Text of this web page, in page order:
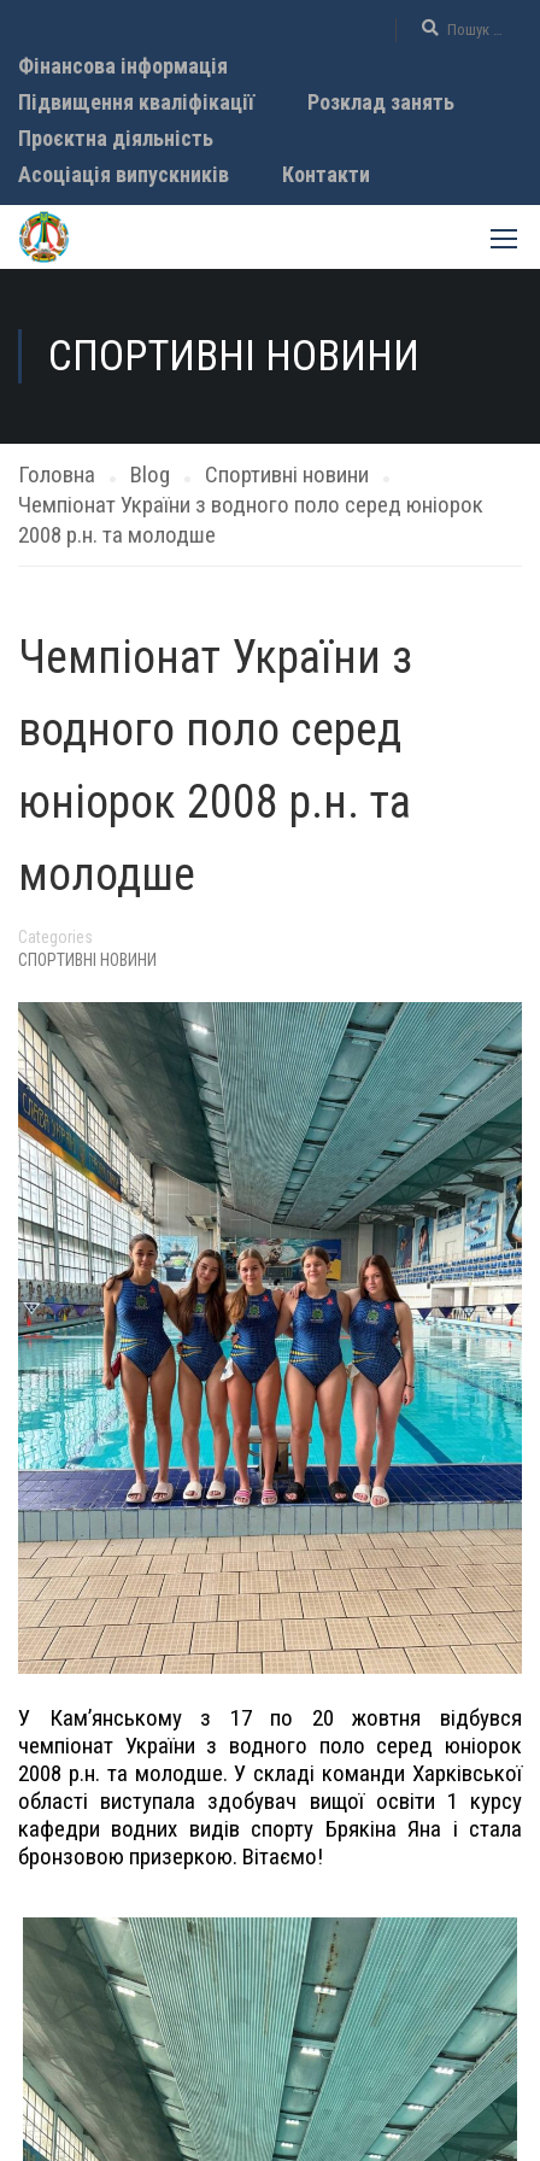
Фінансова інформація
Підвищення кваліфікації
Розклад занять
Проєктна діяльність
Асоціація випускників
Контакти
СПОРТИВНІ НОВИНИ
Головна Blog
Спортивні новини
Чемпіонат України з водного поло серед юніорок
2008 р.н. та молодше
Чемпіонат України з
водного поло серед
юніорок 2008 р.н. та
молодше
Categories
СПОРТИВНІ НОВИНИ
У Камʼянському з 17 по 20 жовтня відбувся
чемпіонат України з водного поло серед юніорок
2008 р.н. та молодше. У складі команди Харківської
області виступала здобувач вищої освіти 1 курсу
кафедри водних видів спорту Брякіна Яна і стала
бронзовою призеркою. Вітаємо!